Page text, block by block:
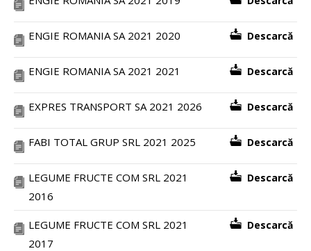
ENGIE ROMANIA SA 2021 2020 Descarcă
ENGIE ROMANIA SA 2021 2021 Descarcă
EXPRES TRANSPORT SA 2021 2026 Descarcă
FABI TOTAL GRUP SRL 2021 2025 Descarcă
LEGUME FRUCTE COM SRL 2021
2016
Descarcă
LEGUME FRUCTE COM SRL 2021
2017
Descarcă